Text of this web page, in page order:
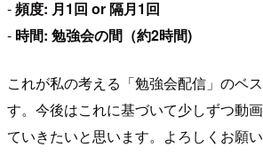
-頻度: 月1回 or 隔月1回
- 時間: 勉強会の間（約2時間)
これが私の考える「勉強会配信」のベ
す。今後はこれに基づいて少しずつ動
ていきたいと思います。よろしくお願い